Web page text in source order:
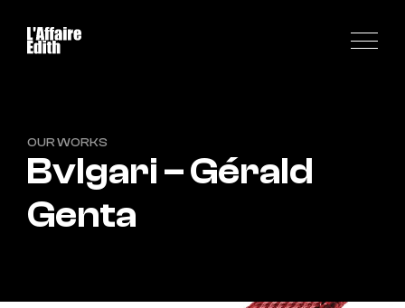
OUR WORKS
Bvlgari – Gérald
Genta